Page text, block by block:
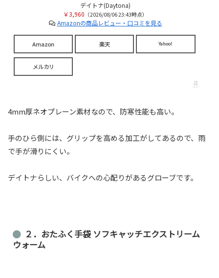
デイトナ(Daytona)
￥3,960 （2026/08/06 23:43時点）
Amazonの商品レビュー・口コミを見る
Amazon 楽天 Yahoo!
メルカリ
4mm厚ネオプレーン素材なので、防寒性能も高い。
手のひら側には、グリップを高める加工がしてあるので、雨
で手が滑りにくい。
デイトナらしい、バイクへの心配りがあるグローブです。
２．おたふく手袋 ソフキャッチエクストリーム
ウォーム